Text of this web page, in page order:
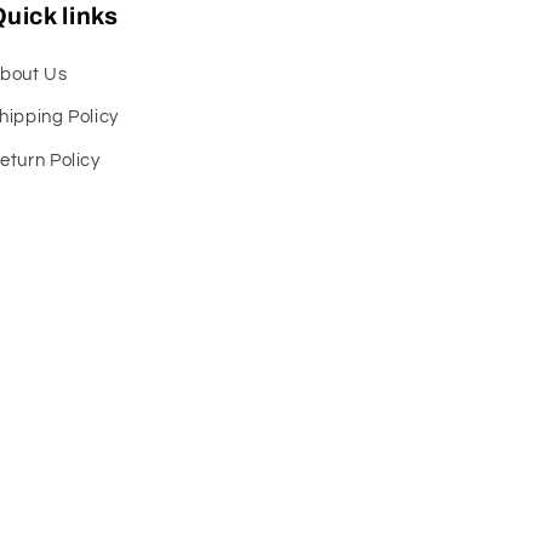
links
Us
Policy
Policy